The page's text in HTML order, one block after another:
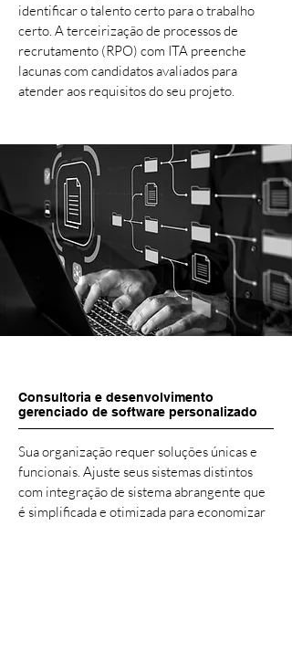
identificar o talento certo para o trabalho
certo. A terceirização de processos de
recrutamento (RPO) com ITA preenche
lacunas com candidatos avaliados para
atender aos requisitos do seu projeto.
Consultoria e desenvolvimento
gerenciado de software personalizado
Sua organização requer soluções únicas e
funcionais. Ajuste seus sistemas distintos
com integração de sistema abrangente que
é simplificada e otimizada para economizar